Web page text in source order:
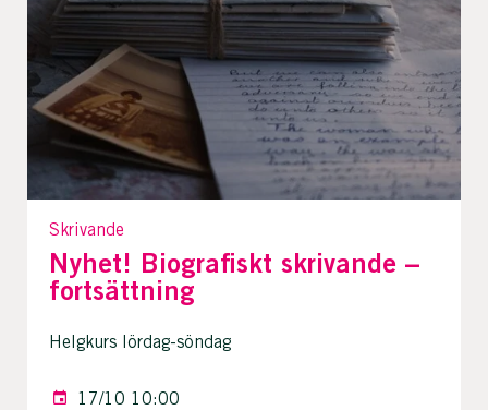
Skrivande
Nyhet! Biografiskt skrivande –
fortsättning
Helgkurs lördag-söndag
17/10 10:00